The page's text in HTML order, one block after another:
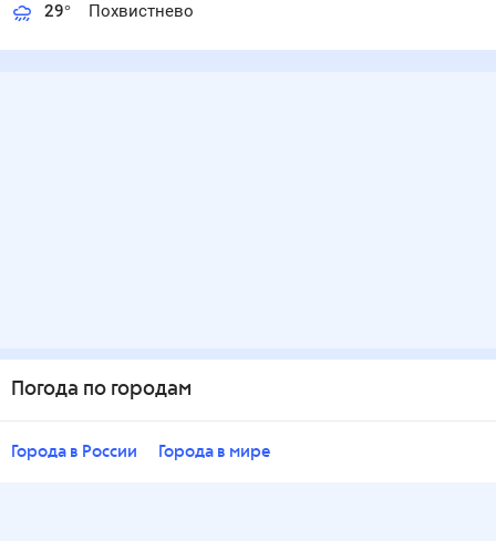
29° Похвистнево
Погода по городам
Города в России Города в мире